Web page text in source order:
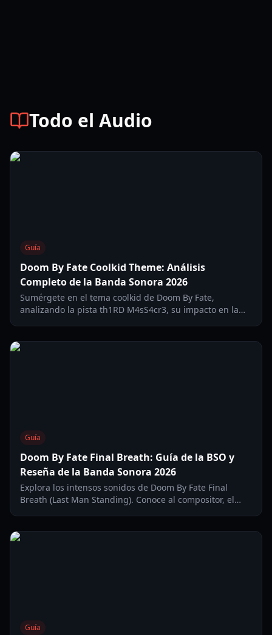
Todo el Audio
Guía
Doom By Fate Coolkid Theme: Análisis
Completo de la Banda Sonora 2026
Sumérgete en el tema coolkid de Doom By Fate,
analizando la pista th1RD M4sS4cr3, su impacto en la
Guía
Doom By Fate Final Breath: Guía de la BSO y
Reseña de la Banda Sonora 2026
Explora los intensos sonidos de Doom By Fate Final
Breath (Last Man Standing). Conoce al compositor, el
Guía